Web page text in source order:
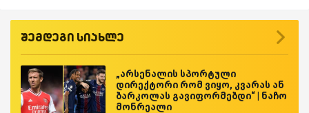
შემდეგი სიახლე
„არსენალის სპორტული
დირექტორი რომ ვიყო, კვარას ან
ბარკოლას გავიფორმებდი“ | ნაჩო
მონრეალი